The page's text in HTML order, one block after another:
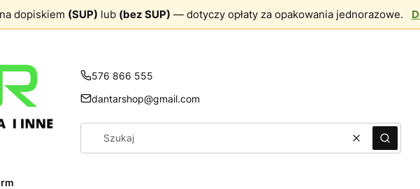
dopiskiem (SUP) lub (bez SUP) — dotyczy opłaty za opakowania jednorazowe.
576 866 555
dantarshop@gmail.com
WyczyśćSzukaj